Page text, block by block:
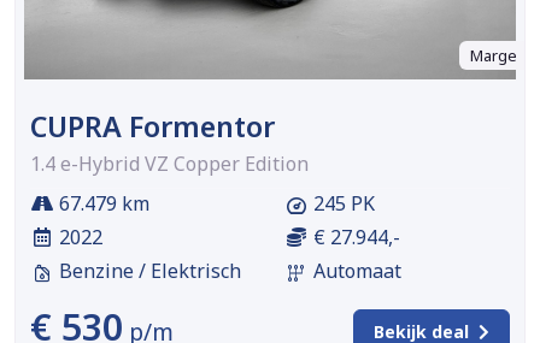
Marge
CUPRA Formentor
1.4 e-Hybrid VZ Copper Edition
67.479 km
2022
Benzine / Elektrisch
245 PK
€ 27.944,-
Automaat
€ 530 p/m Bekijk deal